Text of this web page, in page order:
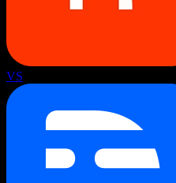
VS